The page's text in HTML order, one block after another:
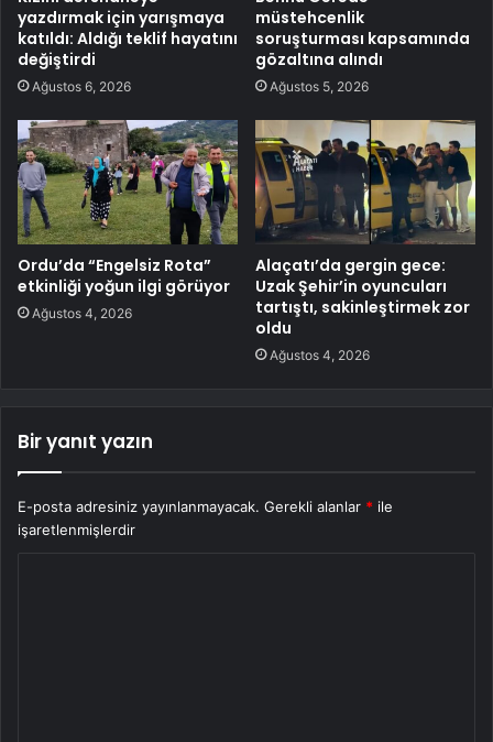
yazdırmak için yarışmaya
katıldı: Aldığı teklif hayatını
değiştirdi
Ağustos 6, 2026
müstehcenlik
soruşturması kapsamında
gözaltına alındı
Ağustos 5, 2026
Ordu’da “Engelsiz Rota”
etkinliği yoğun ilgi görüyor
Ağustos 4, 2026
Alaçatı’da gergin gece:
Uzak Şehir’in oyuncuları
tartıştı, sakinleştirmek zor
oldu
Ağustos 4, 2026
Bir yanıt yazın
E-posta adresiniz yayınlanmayacak. Gerekli alanlar * ile
işaretlenmişlerdir